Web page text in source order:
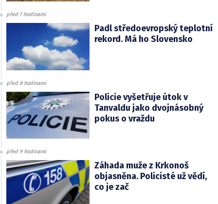
před 7 hodinami
Padl středoevropský teplotní
rekord. Má ho Slovensko
před 8 hodinami
Policie vyšetřuje útok v
Tanvaldu jako dvojnásobný
pokus o vraždu
před 9 hodinami
Záhada muže z Krkonoš
objasněna. Policisté už vědí,
co je zač